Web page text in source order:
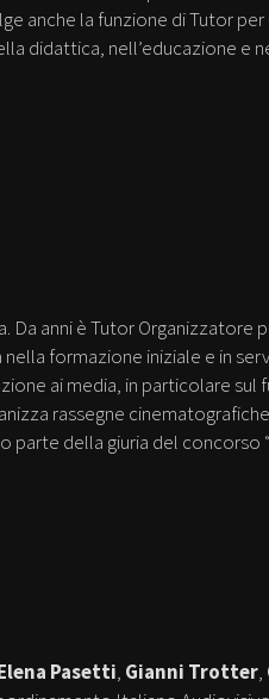
anche la funzione di Tutor
didattica, nell’educazione e
Da anni è Tutor Organizzatore
formazione iniziale e in
ai media, in particolare
rassegne
della giuria del concorso
Pasetti, Gianni Trotter,